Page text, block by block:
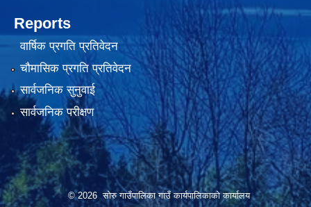
Reports
वार्षिक प्रगति प्रतिवेदन
चौमासिक प्रगति प्रतिवेदन
सार्वजनिक सुनुवाई
सार्वजनिक परीक्षण
© 2026 सोरु गाउँपालिका गाउँ कार्यपालिकाको कार्यालय